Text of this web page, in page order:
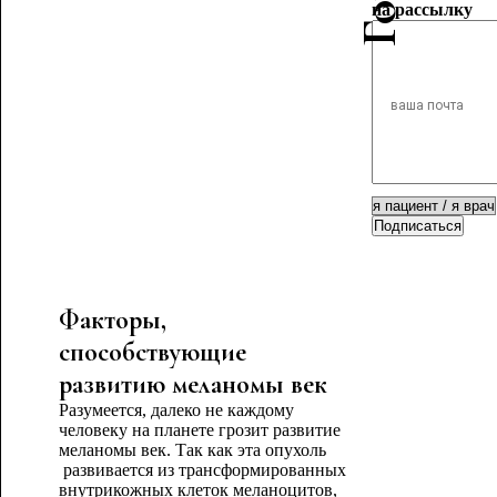
Факторы,
способствующие
развитию меланомы век
Разумеется, далеко не каждому
человеку на планете грозит развитие
меланомы век. Так как эта опухоль
развивается из трансформированных
внутрикожных клеток меланоцитов,
на рассылку
Подписаться